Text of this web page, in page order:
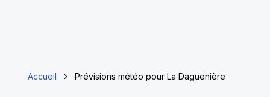
Accueil Prévisions météo pour La Daguenière